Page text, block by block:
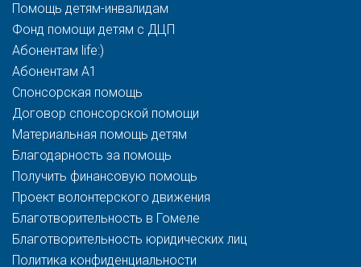
Помощь детям-инвалидам
Фонд помощи детям с ДЦП
Абонентам life:)
Абонентам A1
Спонсорская помощь
Договор спонсорской помощи
Материальная помощь детям
Благодарность за помощь
Получить финансовую помощь
Проект волонтерского движения
Благотворительность в Гомеле
Благотворительность юридических лиц
Политика конфиденциальности